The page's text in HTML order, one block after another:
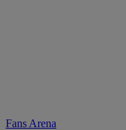
Fans Arena